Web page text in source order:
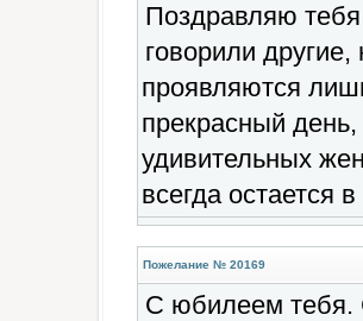
Поздравляю
говорили
проявляются
прекрасный
удивительных
всегда остается
Пожелание № 20169
С юбилеем тебя.